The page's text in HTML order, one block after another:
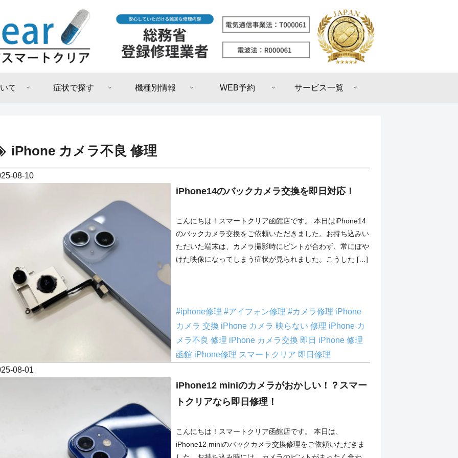
て 症状で探す 機種別情報 WEB予約 サービス一覧
iPhone カメラ不良 修理
08-10
iPhone14のバックカメラ交換を即日対応！
こんにちは！スマートクリア函館店です。 本日はiPhone14
のバックカメラ交換をご依頼いただきました。お持ち込みい
ただいた端末は、カメラ撮影時にピントが合わず、常にぼや
けた映像になってしまう症状が見られました。こうした […]
#iphone修理 #アイフォン修理 #カメラ修理 iPhone
カメラ 交換 iPhone カメラ 映らない 修理 iPhone カ
メラ不良 修理 iPhone カメラ交換 即日 iPhone 修理
函館 iPhone修理 スマートクリア 即日修理
08-01
iPhone12 miniのカメラがおかしい！？スマー
トクリアなら即日修理！
こんにちは！スマートクリア函館店です。 本日は、
iPhone12 miniのバックカメラ交換修理をご依頼いただきま